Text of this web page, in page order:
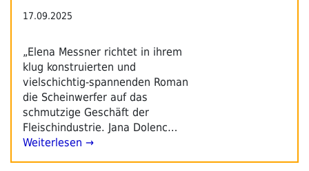
17.09.2025
„Elena Messner richtet in ihrem
klug konstruierten und
vielschichtig-spannenden Roman
die Scheinwerfer auf das
schmutzige Geschäft der
Fleischindustrie. Jana Dolenc…
Weiterlesen →